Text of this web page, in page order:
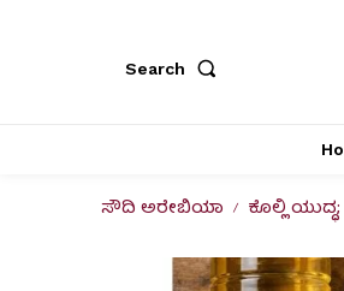
Search
ಸೌದಿ ಅರೇಬಿಯಾ ಕೊಲ್ಲಿ